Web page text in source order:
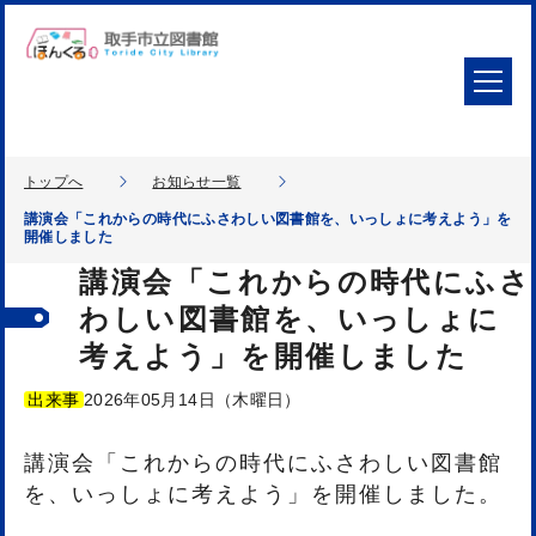
トップへ お知らせ一覧
講演会「これからの時代にふさわしい図書館を、いっしょに考えよう」を
開催しました
講演会「これからの時代にふさ
わしい図書館を、いっしょに
考えよう」を開催しました
出来事 2026年05月14日（木曜日）
講演会「これからの時代にふさわしい図書館
を、いっしょに考えよう」を開催しました。